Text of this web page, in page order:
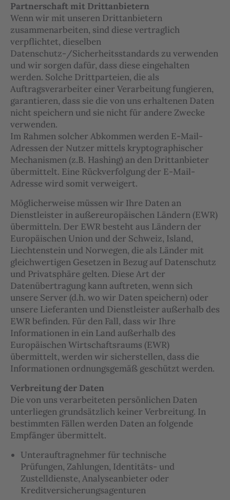
Partnerschaft mit Drittanbietern
Wenn wir mit unseren Drittanbietern
zusammenarbeiten, sind diese vertraglich
verpflichtet, dieselben
Datenschutz-/Sicherheitsstandards zu verwenden
und wir sorgen dafür, dass diese eingehalten
werden. Solche Drittparteien, die als
Auftragsverarbeiter einer Verarbeitung fungieren,
garantieren, dass sie die von uns erhaltenen Daten
nicht speichern und sie nicht für andere Zwecke
verwenden.
Im Rahmen solcher Abkommen werden E-Mail-
Adressen der Nutzer mittels kryptographischer
Mechanismen (z.B. Hashing) an den Drittanbieter
übermittelt. Eine Rückverfolgung der E-Mail-
Adresse wird somit verweigert.
Möglicherweise müssen wir Ihre Daten an
Dienstleister in außereuropäischen Ländern (EWR)
übermitteln. Der EWR besteht aus Ländern der
Europäischen Union und der Schweiz, Island,
Liechtenstein und Norwegen, die als Länder mit
gleichwertigen Gesetzen in Bezug auf Datenschutz
und Privatsphäre gelten. Diese Art der
Datenübertragung kann auftreten, wenn sich
unsere Server (d.h. wo wir Daten speichern) oder
unsere Lieferanten und Dienstleister außerhalb des
EWR befinden. Für den Fall, dass wir Ihre
Informationen in ein Land außerhalb des
Europäischen Wirtschaftsraums (EWR)
übermittelt, werden wir sicherstellen, dass die
Informationen ordnungsgemäß geschützt werden.
Verbreitung der Daten
Die von uns verarbeiteten persönlichen Daten
unterliegen grundsätzlich keiner Verbreitung. In
bestimmten Fällen werden Daten an folgende
Empfänger übermittelt.
Unterauftragnehmer für technische
Prüfungen, Zahlungen, Identitäts- und
Zustelldienste, Analyseanbieter oder
Kreditversicherungsagenturen